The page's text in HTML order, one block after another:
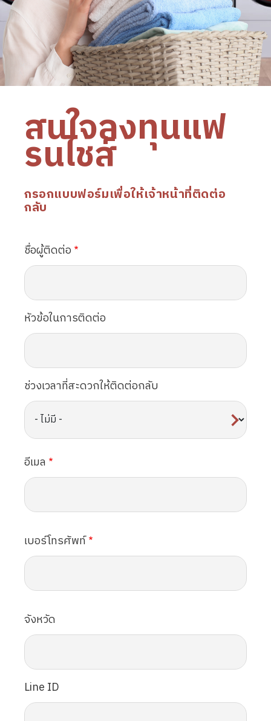
สนใจลงทุนแฟ
รนไชส์
กรอกแบบฟอร์มเพื่อให้เจ้าหน้าที่ติดต่อ
กลับ
ชื่อผู้ติดต่อ
หัวข้อในการติดต่อ
ช่วงเวลาที่สะดวกให้ติดต่อกลับ
อีเมล
เบอร์โทรศัพท์
จังหวัด
Line ID